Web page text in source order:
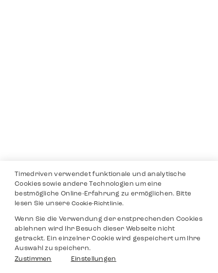
Timedriven verwendet funktionale und analytische
Cookies sowie andere Technologien um eine
bestmögliche Online-Erfahrung zu ermöglichen. Bitte
lesen Sie unsereCookie-Richtlinie.
Wenn Sie die Verwendung der enstprechenden Cookies
ablehnen wird Ihr Besuch dieser Webseite nicht
getrackt. Ein einzelner Cookie wird gespeichert um Ihre
Auswahl zu speichern.
Zustimmen
Einstellungen